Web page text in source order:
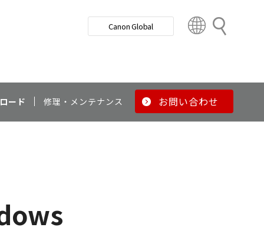
検
Canon Global
t
y
ード 修理・メンテナンス お問い合わせ